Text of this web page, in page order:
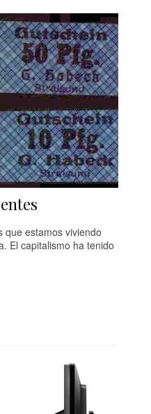
que estamos viviendo
El capitalismo ha tenido